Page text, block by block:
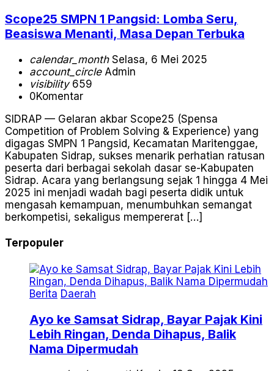
Scope25 SMPN 1 Pangsid: Lomba Seru,
Beasiswa Menanti, Masa Depan Terbuka
calendar_monthSelasa, 6 Mei 2025
account_circleAdmin
visibility659
0Komentar
SIDRAP — Gelaran akbar Scope25 (Spensa
Competition of Problem Solving & Experience) yang
digagas SMPN 1 Pangsid, Kecamatan Maritenggae,
Kabupaten Sidrap, sukses menarik perhatian ratusan
peserta dari berbagai sekolah dasar se-Kabupaten
Sidrap. Acara yang berlangsung sejak 1 hingga 4 Mei
2025 ini menjadi wadah bagi peserta didik untuk
mengasah kemampuan, menumbuhkan semangat
berkompetisi, sekaligus mempererat […]
Terpopuler
Berita Daerah
Ayo ke Samsat Sidrap, Bayar Pajak Kini
Lebih Ringan, Denda Dihapus, Balik
Nama Dipermudah